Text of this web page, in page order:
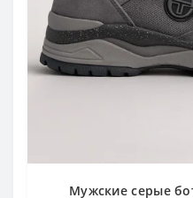
Мужские серые